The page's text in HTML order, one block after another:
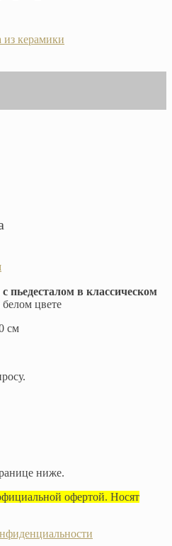
из керамики
пьедесталом в классическом
белом цвете
см
ниже.
офертой. Носят